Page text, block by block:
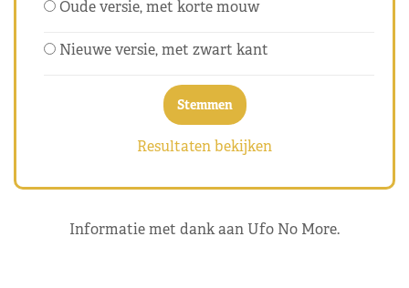
Oude versie, met korte mouw
Nieuwe versie, met zwart kant
Resultaten bekijken
Informatie met dank aan Ufo No More.